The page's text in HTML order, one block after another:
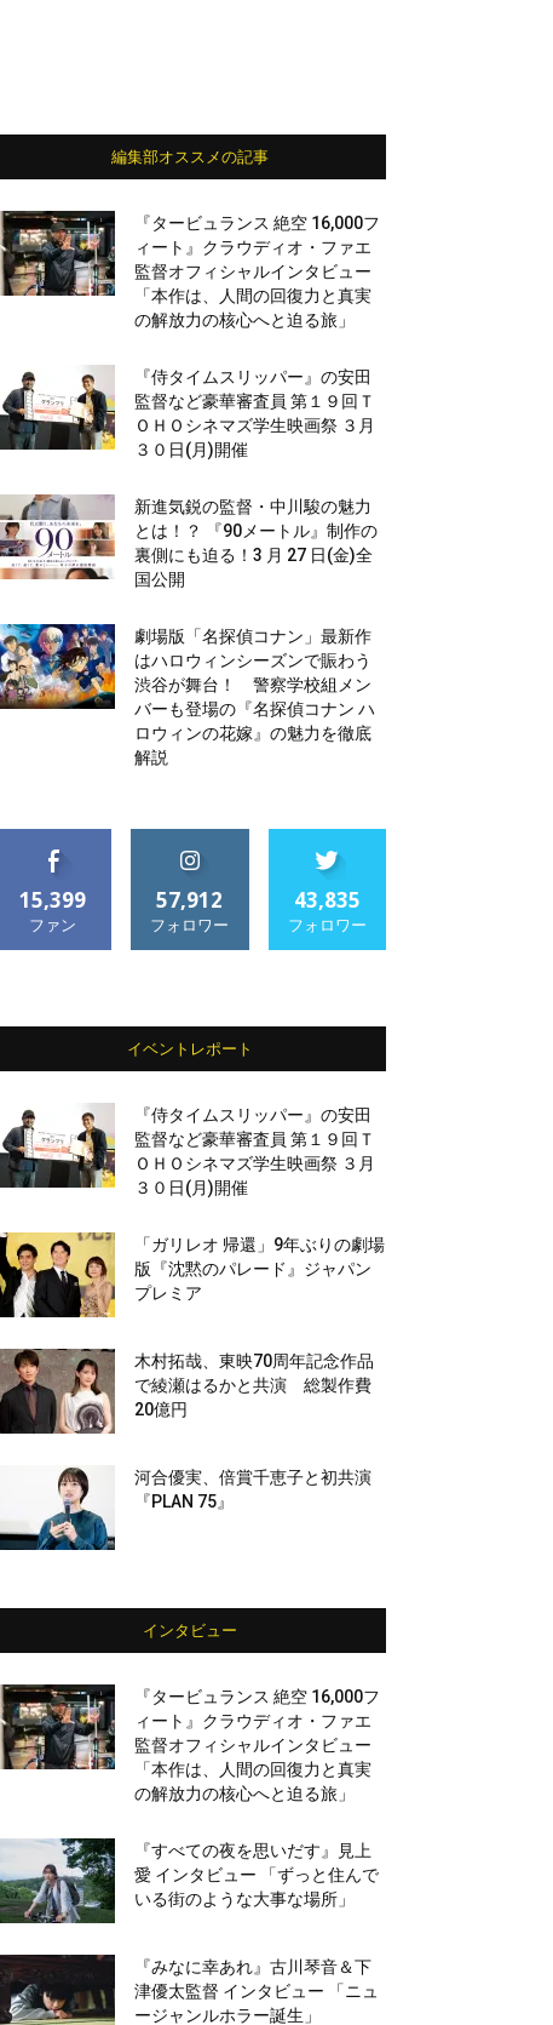
編集部オススメの記事
『タービュランス 絶空 16,000フ
ィート』クラウディオ・ファエ
監督オフィシャルインタビュー
「本作は、人間の回復力と真実
の解放力の核心へと迫る旅」
『侍タイムスリッパー』の安田
監督など豪華審査員 第１９回Ｔ
ＯＨＯシネマズ学生映画祭 ３月
３０日(月)開催
新進気鋭の監督・中川駿の魅力
とは！？ 『90メートル』制作の
裏側にも迫る！3 月 27 日(金)全
国公開
劇場版「名探偵コナン」最新作
はハロウィンシーズンで賑わう
渋谷が舞台！ 警察学校組メン
バーも登場の『名探偵コナン ハ
ロウィンの花嫁』の魅力を徹底
解説
15,399
ファン
57,912
フォロワー
43,835
フォロワー
イベントレポート
『侍タイムスリッパー』の安田
監督など豪華審査員 第１９回Ｔ
ＯＨＯシネマズ学生映画祭 ３月
３０日(月)開催
「ガリレオ 帰還」9年ぶりの劇場
版『沈黙のパレード』ジャパン
プレミア
木村拓哉、東映70周年記念作品
で綾瀬はるかと共演 総製作費
20億円
河合優実、倍賞千恵子と初共演
『PLAN 75』
インタビュー
『タービュランス 絶空 16,000フ
ィート』クラウディオ・ファエ
監督オフィシャルインタビュー
「本作は、人間の回復力と真実
の解放力の核心へと迫る旅」
『すべての夜を思いだす』見上
愛 インタビュー 「ずっと住んで
いる街のような大事な場所」
『みなに幸あれ』古川琴音＆下
津優太監督 インタビュー 「ニュ
ージャンルホラー誕生」